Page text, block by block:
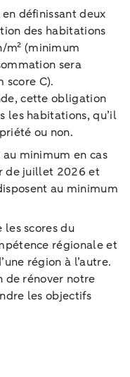
définissant deux
des habitations
m² (minimum
sera
score C).
cette obligation
les habitations, qu’il
ou non.
minimum en cas
de juillet 2026 et
au minimum
scores du
régionale et
région à l’autre.
de rénover notre
les objectifs